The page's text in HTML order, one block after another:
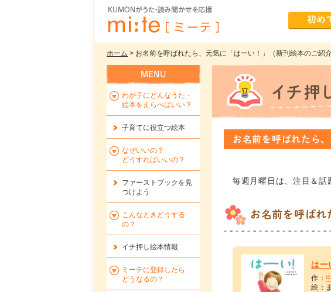
初め
ホーム > お名前を呼ばれたら、元気に「はーい！」（新刊絵本のご紹
お名前を呼ばれたら
毎週月曜日は、注目＆話
お名前を呼ばれ
はー
作：
絵：
わが子にどんなうた・
絵本をえらべばいい？
子育てに役立つ絵本
なぜいいの？
どうすればいいの？
ファーストブックを 見
つけよう
こんなときどうする
の？
イチ押し絵本情報
ミーテに登録したら
どうなるの？